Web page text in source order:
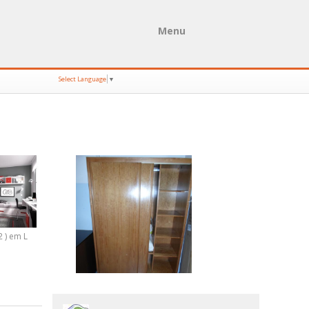
Menu
Select Language ▼
) em L